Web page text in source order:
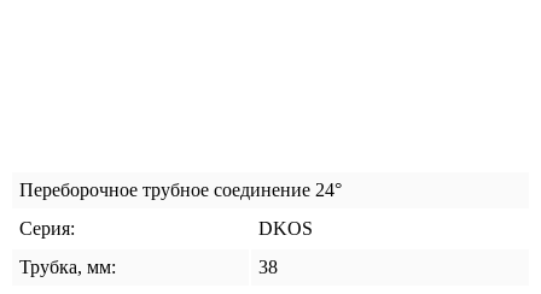
Переборочное трубное соединение 24°
Серия:
DKOS
Трубка, мм:
38